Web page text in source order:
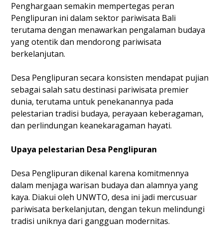
Penghargaan semakin mempertegas peran
Penglipuran ini dalam sektor pariwisata Bali
terutama dengan menawarkan pengalaman budaya
yang otentik dan mendorong pariwisata
berkelanjutan.
Desa Penglipuran secara konsisten mendapat pujian
sebagai salah satu destinasi pariwisata premier
dunia, terutama untuk penekanannya pada
pelestarian tradisi budaya, perayaan keberagaman,
dan perlindungan keanekaragaman hayati.
Upaya pelestarian Desa Penglipuran
Desa Penglipuran dikenal karena komitmennya
dalam menjaga warisan budaya dan alamnya yang
kaya. Diakui oleh UNWTO, desa ini jadi mercusuar
pariwisata berkelanjutan, dengan tekun melindungi
tradisi uniknya dari gangguan modernitas.